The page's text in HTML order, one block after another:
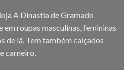
A Dinastia de Gramado
roupas masculinas, femininas
de lã. Tem também calçados
carneiro.